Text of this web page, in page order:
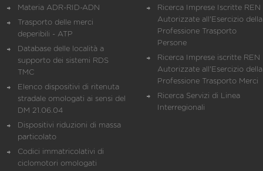
Materia ADR-RID-ADN
Trasporto delle merci
deperibili - ATP
Database delle località a
supporto dei sistemi RDS
TMC
Elenco dispositivi di ritenuta
stradale omologati ai sensi del
DM 21.06.04
Dispositivi riduzioni di massa
particolato
Codici immatricolativi di
ciclomotori omologati
Ricerca Imprese Iscritte REN
Autorizzate all'Esercizio della
Professione Trasporto
Persone
Ricerca Imprese iscritte REN
Autorizzate all'Esercizio della
Professione Trasporto Merci
Ricerca Servizi di Linea
Interregionali